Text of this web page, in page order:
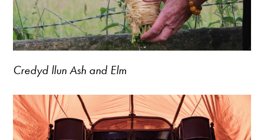
Credyd llun Ash and Elm